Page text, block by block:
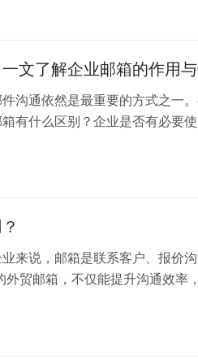
，用于客户沟通、合同往来、
文了解企业邮箱的作用
沟通依然是最重要的方式之一
有什么区别？企业是否有必要
名为后缀的邮箱系统，例如：
来说，邮箱是联系客户、报价
贸邮箱，不仅能提升沟通效率
在国内外贸企业中，263企业邮